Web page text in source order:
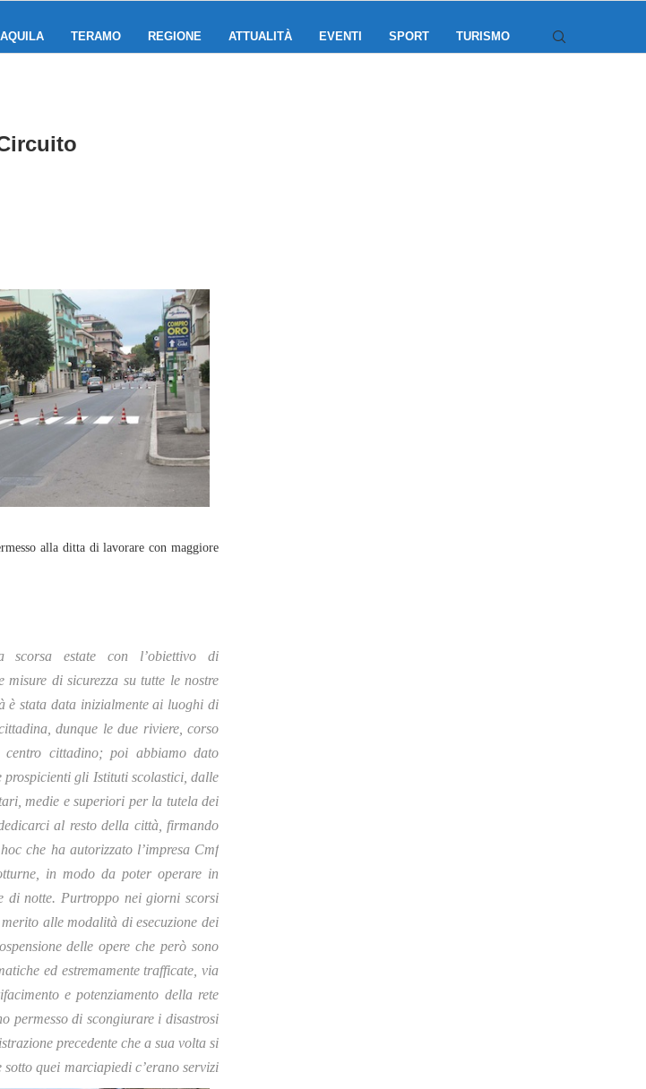
TERAMO REGIONE ATTUALITÀ EVENTI SPORT TURISMO
alla ditta di lavorare con maggiore
scorsa estate con l’obiettivo di
misure di sicurezza su tutte le nostre
è stata data inizialmente ai luoghi di
dunque le due riviere, corso
cittadino; poi abbiamo dato
prospicienti gli Istituti scolastici, dalle
medie e superiori per la tutela dei
al resto della città, firmando
che ha autorizzato l’impresa Cmf
in modo da poter operare in
di notte. Purtroppo nei giorni scorsi
alle modalità di esecuzione dei
delle opere che però sono
ed estremamente trafficate, via
e potenziamento della rete
permesso di scongiurare i disastrosi
precedente che a sua volta si
quei marciapiedi c’erano servizi